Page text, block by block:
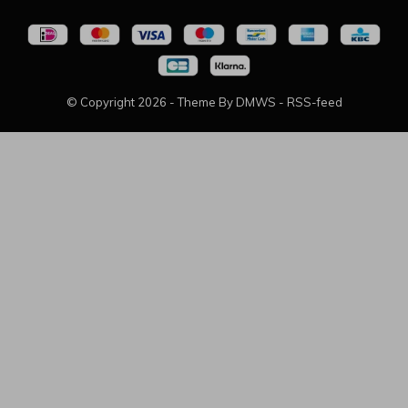
© Copyright 2026 - Theme By DMWS - RSS-feed